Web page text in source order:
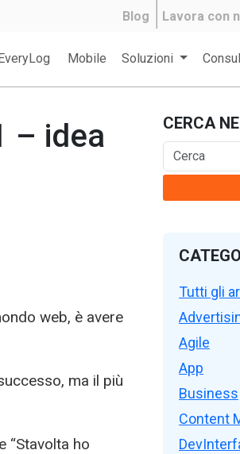
Blog Lavora con
Mobile Soluzioni
– idea
web, è avere
ma il più
“Stavolta ho
CERCA
Tutti gli
Agile
App
Business
Content